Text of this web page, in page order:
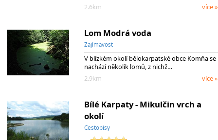
2.6km
více »
Lom Modrá voda
Zajímavost
V blízkém okolí bělokarpatské obce Komňa se
nachází několik lomů, z nichž…
2.9km
více »
Bílé Karpaty - Mikulčin vrch a
okolí
Cestopisy